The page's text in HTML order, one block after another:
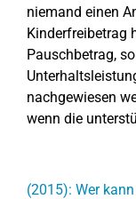
niemand einen
Kinderfreibetrag
Pauschbetrag,
nachgewiesen
wenn die
(2015): Wer